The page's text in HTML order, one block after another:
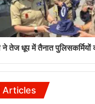
तेज धूप में तैनात पुलिसकर्मियों
Articles